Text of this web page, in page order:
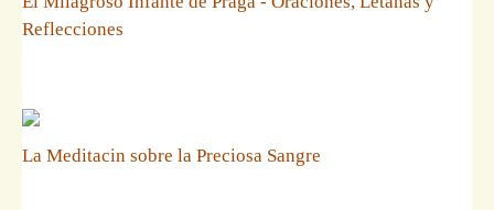
Reflecciones
La Meditacin sobre la Preciosa Sangre